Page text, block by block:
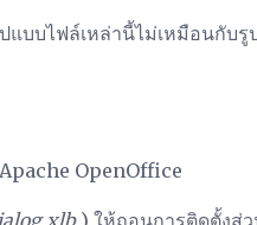
บบไฟล์เหล่านี้ไม่เหมือนกับรู
OpenOffice
) ให้ถอนการติดตั้งส่